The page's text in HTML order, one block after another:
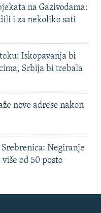
na Gazivodama:
i za nekoliko sati
Iskopavanja bi
Srbija bi trebala
nove adrese nakon
Negiranje
od 50 posto